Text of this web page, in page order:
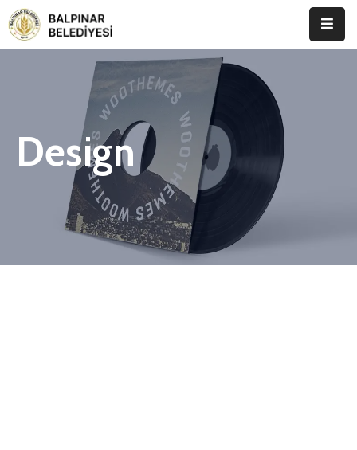
Etkinlikler
Design